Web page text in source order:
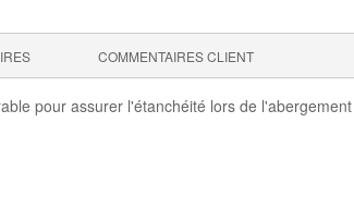
COMMENTAIRES CLIENT
pour assurer l'étanchéité lors de